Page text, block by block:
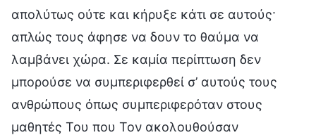
απολύτως ούτε και κήρυξε κάτι σε αυτούς·
απλώς τους άφησε να δουν το θαύμα να
λαμβάνει χώρα. Σε καμία περίπτωση δεν
μπορούσε να συμπεριφερθεί σ’ αυτούς τους
ανθρώπους όπως συμπεριφερόταν στους
μαθητές Του που Τον ακολουθούσαν